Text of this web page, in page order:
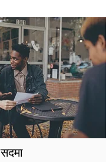
सदमा